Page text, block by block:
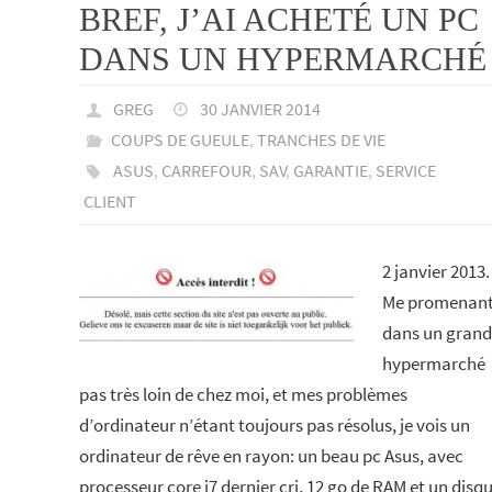
BREF, J’AI ACHETÉ UN PC
DANS UN HYPERMARCHÉ
GREG
30 JANVIER 2014
COUPS DE GUEULE, TRANCHES DE VIE
ASUS, CARREFOUR, SAV, GARANTIE, SERVICE
CLIENT
2 janvier 2013.
Me
dans un grand
hypermarché
pas très loin de chez moi, et mes problèmes
d’ordinateur n’étant toujours pas résolus, je vois un
ordinateur de rêve en rayon: un beau pc Asus, avec
processeur core i7 dernier cri, 12 go de RAM et un